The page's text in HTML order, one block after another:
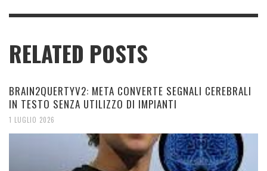
RELATED POSTS
BRAIN2QUERTYV2: META CONVERTE SEGNALI CEREBRALI
IN TESTO SENZA UTILIZZO DI IMPIANTI
1 LUGLIO 2026